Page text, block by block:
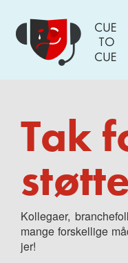
main
content
Tak
Kollegaer,
mange forskellige
jer!